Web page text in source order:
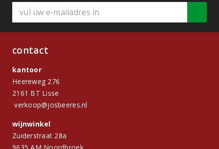
contact
kantoor
Heereweg 276
2161 BT Lisse
verkoop@josbeeres.nl
wijnwinkel
Zuiderstraat 28a